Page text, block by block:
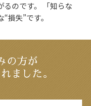
るのです。 「知らな
損失”です。
の方が
ました。